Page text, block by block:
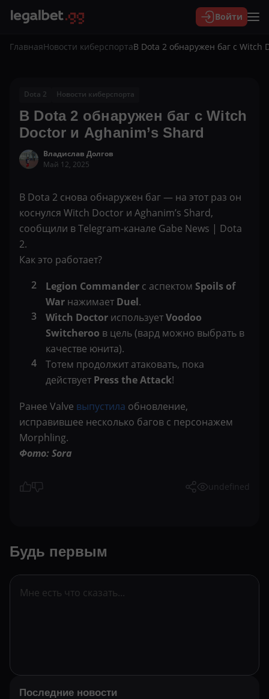
Войти
ГлавнаяНовости киберспортаВ Dota 2 обнаружен баг с Witch
Dota 2 Новости киберспорта
В Dota 2 обнаружен баг с Witch
Doctor и Aghanim’s Shard
Владислав Долгов
Май 12, 2025
В Dota 2 снова обнаружен баг — на этот раз он
коснулся Witch Doctor и Aghanim’s Shard,
сообщили в Telegram-канале Gabe News | Dota
2.
Как это работает?
Legion Commander с аспектом Spoils of
War нажимает Duel.
Witch Doctor используетVoodoo
Switcheroo в цель (вард можно выбрать в
качестве юнита).
Тотем продолжит атаковать, пока
действует Press the Attack!
Ранее Valve выпустила обновление,
исправившее несколько багов с персонажем
Morphling.
Фото: Sora
undefined
Будь первым
Последние новости